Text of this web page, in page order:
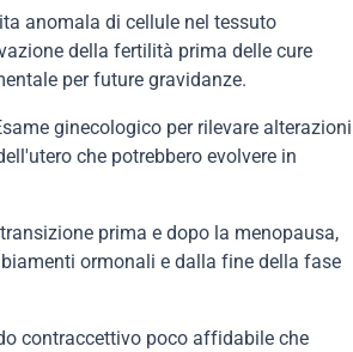
anomala di cellule nel tessuto
della fertilità prima delle cure
per future gravidanze.
ginecologico per rilevare alterazioni
che potrebbero evolvere in
prima e dopo la menopausa,
ormonali e dalla fine della fase
contraccettivo poco affidabile che